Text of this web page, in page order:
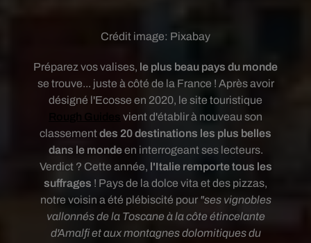
Crédit image: Pixabay
Préparez vos valises, le plus beau pays du monde
se trouve... juste à côté de la France ! Après avoir
désigné l'Ecosse en 2020, le site touristique
vient d'établir à nouveau son
classementdes 20 destinations les plus belles
dans le mondeen interrogeant ses lecteurs.
Verdict ? Cette année, l'Italie remporte tous les
suffrages ! Pays de la dolce vita et des pizzas,
notre voisin a été plébiscité pour "ses vignobles
vallonnés de la Toscane à la côte étincelante
d'Amalfi et aux montagnes dolomitiques du